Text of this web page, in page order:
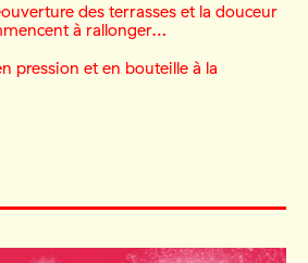
des terrasses et la douceur
à rallonger…
pression et en bouteille à la